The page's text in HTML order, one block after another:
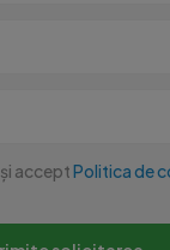
acceptPolitica de